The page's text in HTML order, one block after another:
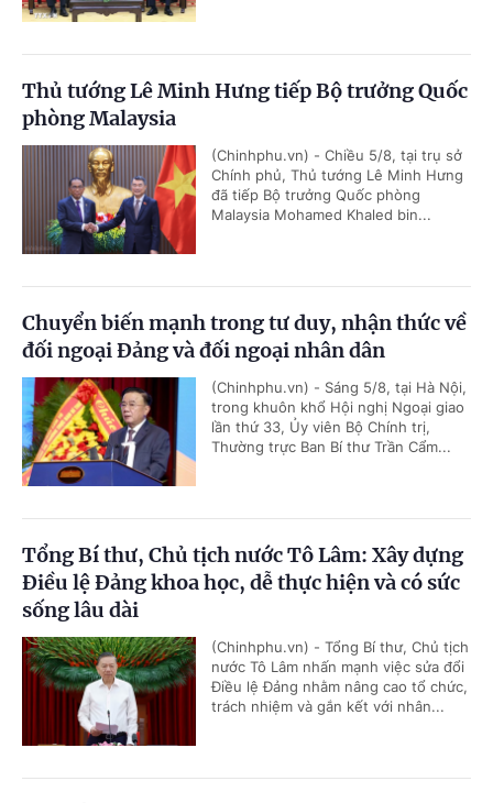
Thủ tướng Lê Minh Hưng tiếp Bộ trưởng Quốc
phòng Malaysia
(Chinhphu.vn) - Chiều 5/8, tại trụ sở
Chính phủ, Thủ tướng Lê Minh Hưng
đã tiếp Bộ trưởng Quốc phòng
Malaysia Mohamed Khaled bin...
Chuyển biến mạnh trong tư duy, nhận thức về
đối ngoại Đảng và đối ngoại nhân dân
(Chinhphu.vn) - Sáng 5/8, tại Hà Nội,
trong khuôn khổ Hội nghị Ngoại giao
lần thứ 33, Ủy viên Bộ Chính trị,
Thường trực Ban Bí thư Trần Cẩm...
Tổng Bí thư, Chủ tịch nước Tô Lâm: Xây dựng
Điều lệ Đảng khoa học, dễ thực hiện và có sức
sống lâu dài
(Chinhphu.vn) - Tổng Bí thư, Chủ tịch
nước Tô Lâm nhấn mạnh việc sửa đổi
Điều lệ Đảng nhằm nâng cao tổ chức,
trách nhiệm và gắn kết với nhân...